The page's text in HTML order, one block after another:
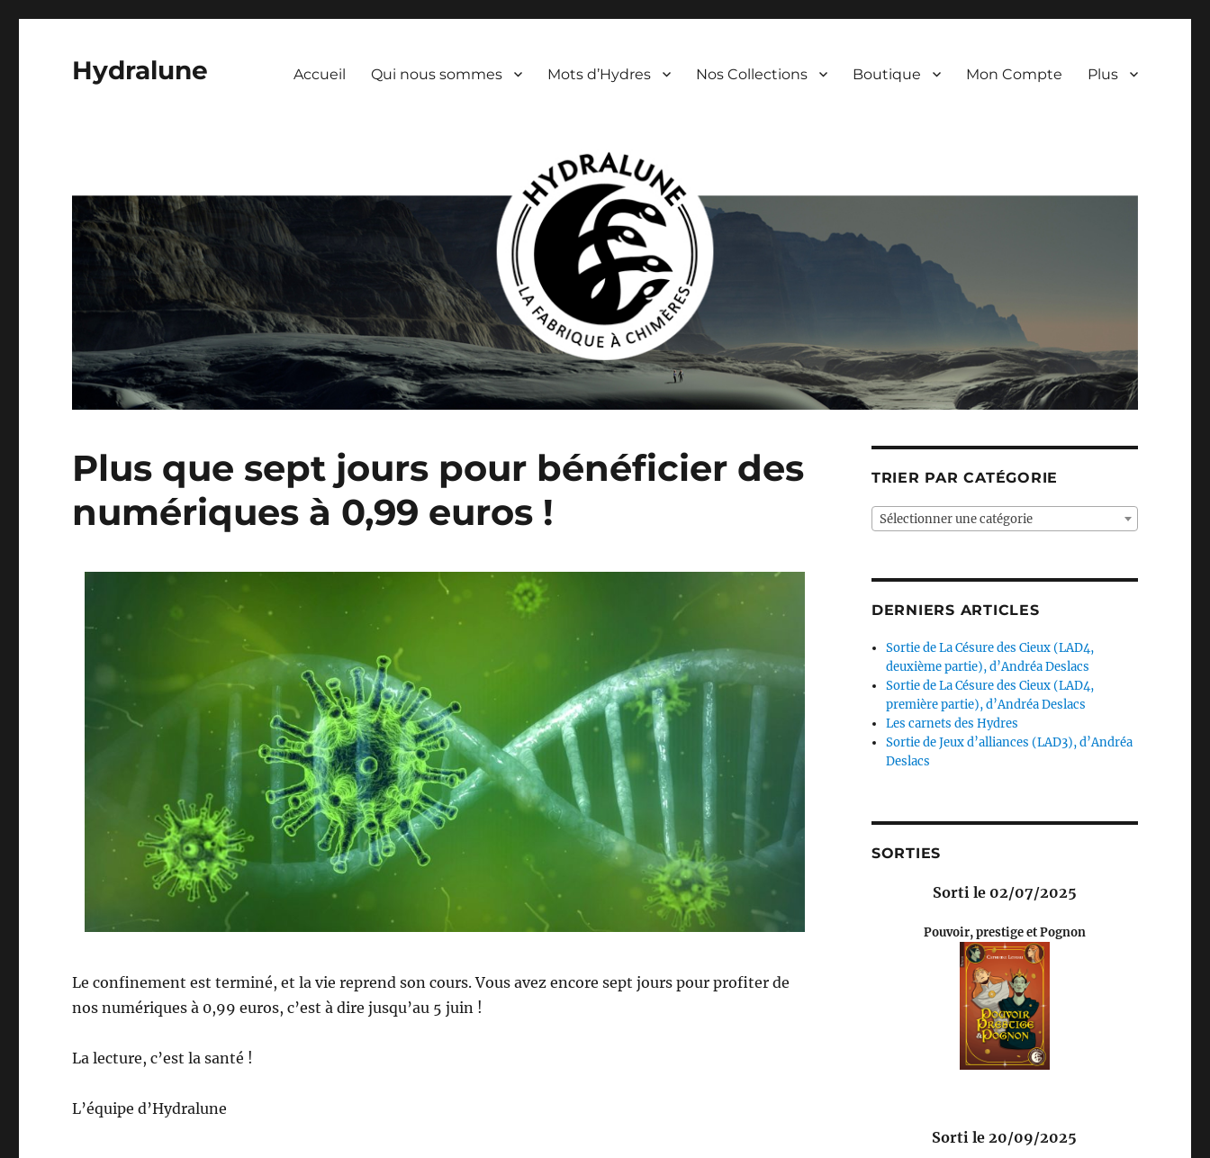
Hydralune Accueil Qui nous sommes Mots d’Hydres Nos Collections Boutique Mon Compte Plus
Plus que sept jours pour bénéficier des
numériques à 0,99 euros !
Le confinement est terminé, et la vie reprend son cours. Vous avez encore sept jours pour profiter de
nos numériques à 0,99 euros, c’est à dire jusqu’au 5 juin !
La lecture, c’est la santé !
L’équipe d’Hydralune
TRIER PAR CATÉGORIE
Sélectionner une catégorie
DERNIERS ARTICLES
Sortie de La Césure des Cieux (LAD4,
deuxième partie), d’Andréa Deslacs
Sortie de La Césure des Cieux (LAD4,
première partie), d’Andréa Deslacs
Les carnets des Hydres
Sortie de Jeux d’alliances (LAD3), d’Andréa
Deslacs
SORTIES
Sorti le 02/07/2025
Pouvoir, prestige et Pognon
Sorti le 20/09/2025